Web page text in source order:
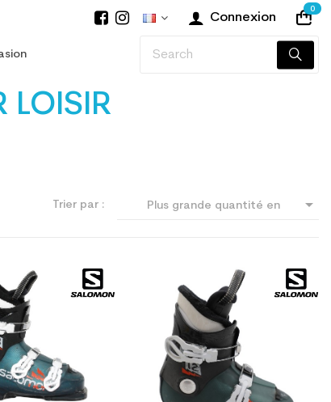
Connexion
0
LOISIR
Trier par : Plus grande quantité en 